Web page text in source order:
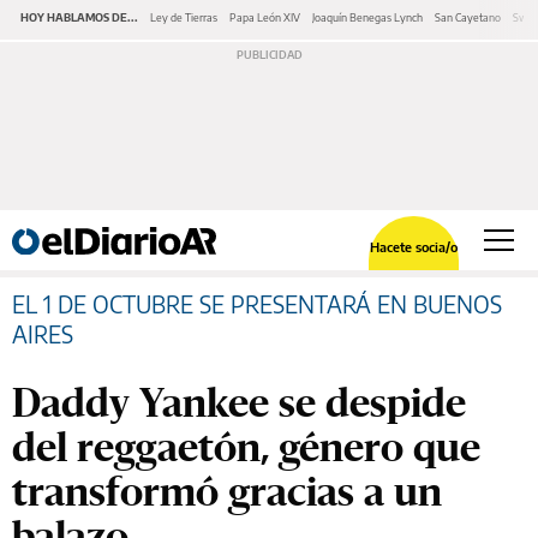
HOY HABLAMOS DE... Ley de Tierras Papa León XIV Joaquín Benegas Lynch San Cayetano
Hacete socia/o
EL 1 DE OCTUBRE SE PRESENTARÁ EN BUENOS
AIRES
Daddy Yankee se despide
del reggaetón, género que
transformó gracias a un